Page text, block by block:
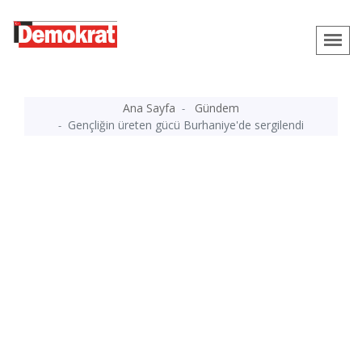
Ana Sayfa
Gündem
Gençliğin üreten gücü Burhaniye'de sergilendi